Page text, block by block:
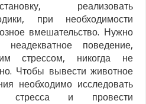
реализовать
при необходимости
вмешательство. Нужно
поведение,
стрессом, никогда не
Чтобы вывести животное
необходимо исследовать
стресса и провести